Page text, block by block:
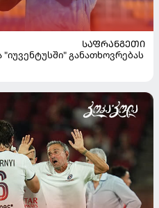
ᲡᲐᲤᲠᲐᲜᲒᲔᲗᲘ
"იუვენტუსში" განათხოვრებას